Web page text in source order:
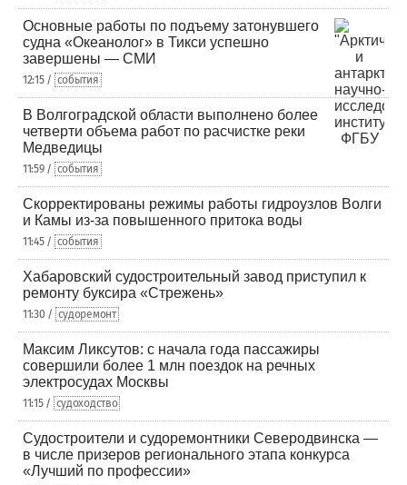
Основные работы по подъему затонувшего
судна «Океанолог» в Тикси успешно
завершены — СМИ
12:15 / события
В Волгоградской области выполнено более
четверти объема работ по расчистке реки
Медведицы
11:59 / события
Скорректированы режимы работы гидроузлов Волги
и Камы из-за повышенного притока воды
11:45 / события
Хабаровский судостроительный завод приступил к
ремонту буксира «Стрежень»
11:30 / судоремонт
Максим Ликсутов: с начала года пассажиры
совершили более 1 млн поездок на речных
электросудах Москвы
11:15 / судоходство
Судостроители и судоремонтники Северодвинска —
в числе призеров регионального этапа конкурса
«Лучший по профессии»